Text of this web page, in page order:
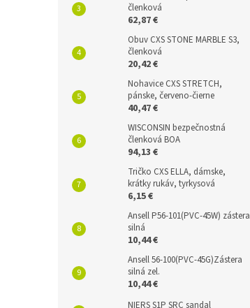
členková
62,87 €
Obuv CXS STONE MARBLE S3,
členková
20,42 €
Nohavice CXS STRETCH,
pánske, červeno-čierne
40,47 €
WISCONSIN bezpečnostná
členková BOA
94,13 €
Tričko CXS ELLA, dámske,
krátky rukáv, tyrkysová
6,15 €
Ansell P56-101(PVC-45W) zástera
silná
10,44 €
Ansell 56-100(PVC-45G)Zástera
silná zel.
10,44 €
NIERS S1P SRC sandal